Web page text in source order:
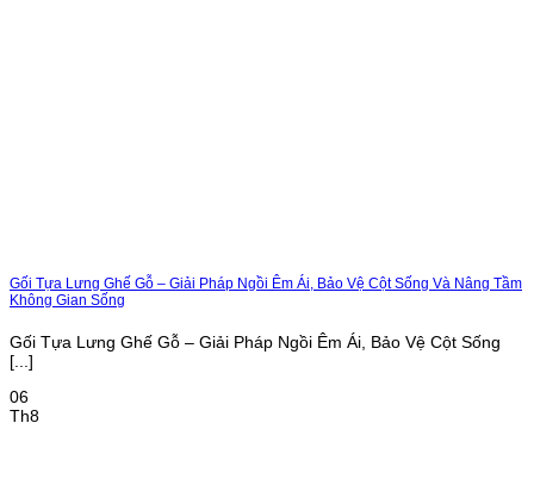
Gối Tựa Lưng Ghế Gỗ – Giải Pháp Ngồi Êm Ái, Bảo Vệ Cột Sống Và Nâng Tầm
Không Gian Sống
Gối Tựa Lưng Ghế Gỗ – Giải Pháp Ngồi Êm Ái, Bảo Vệ Cột Sống
[...]
06
Th8